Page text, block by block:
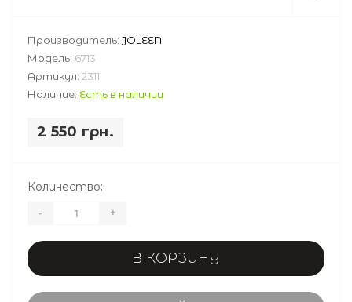
Производитель: JOLEEN
Модель: 6713
Артикул: 2311
Наличие: Есть в наличии
2 550 грн.
Количество:
- +
В КОРЗИНУ